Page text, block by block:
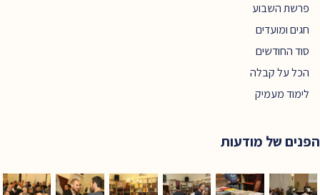
פרשת השבוע
חגים ומועדים
סוד החודשים
הכל על קבלה
לימוד מעמיק
הפנים של מודעות